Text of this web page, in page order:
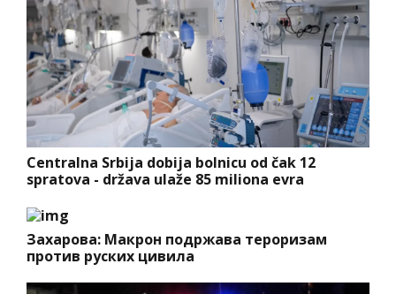
Centralna Srbija dobija bolnicu od čak 12
spratova - država ulaže 85 miliona evra
Захарова: Макрон подржава тероризам
против руских цивила